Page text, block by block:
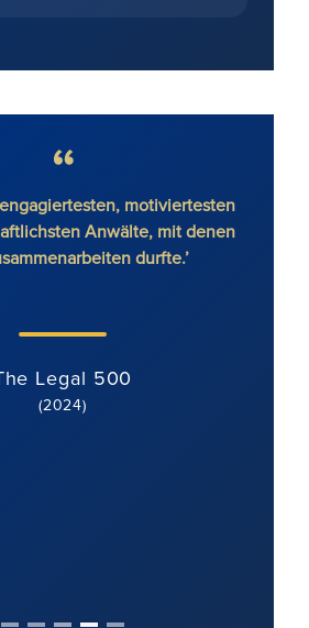
motiviertesten
Anwälte, mit denen
durfte.’
Legal 500
(2024)